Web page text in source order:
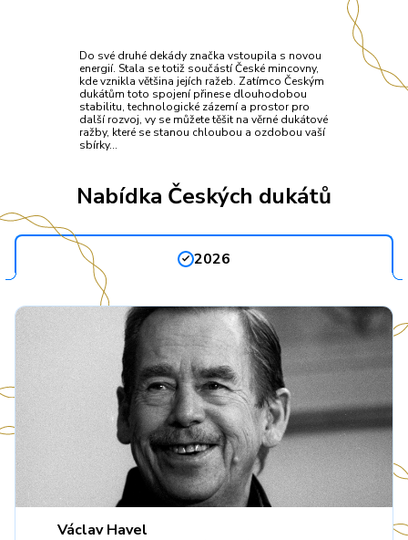
Do své druhé dekády značka vstoupila s novou
energií. Stala se totiž součástí České mincovny,
kde vznikla většina jejích ražeb. Zatímco Českým
dukátům toto spojení přinese dlouhodobou
stabilitu, technologické zázemí a prostor pro
další rozvoj, vy se můžete těšit na věrné dukátové
ražby, které se stanou chloubou a ozdobou vaší
sbírky…
Nabídka Českých dukátů
2026
Václav Havel